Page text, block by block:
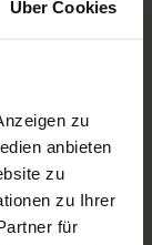
Über Cookies
zu
anbieten
zu
zu Ihrer
für